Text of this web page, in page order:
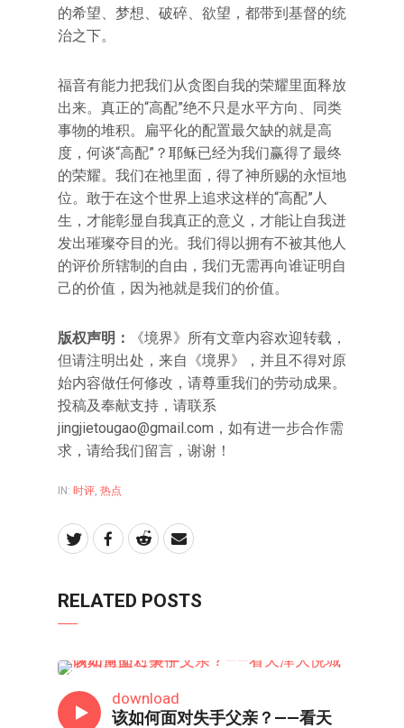
的希望、梦想、破碎、欲望，都带到基督的统
治之下。
福音有能力把我们从贪图自我的荣耀里面释放
出来。真正的“高配”绝不只是水平方向、同类
事物的堆积。扁平化的配置最欠缺的就是高
度，何谈“高配”？耶稣已经为我们赢得了最终
的荣耀。我们在祂里面，得了神所赐的永恒地
位。敢于在这个世界上追求这样的“高配”人
生，才能彰显自我真正的意义，才能让自我迸
发出璀璨夺目的光。我们得以拥有不被其他人
的评价所辖制的自由，我们无需再向谁证明自
己的价值，因为祂就是我们的价值。
版权声明：
《境界》所有文章内容欢迎转载，
但请注明出处，来自《境界》，并且不得对原
始内容做任何修改，请尊重我们的劳动成果。
投稿及奉献支持，请联系
jingjietougao@gmail.com，如有进一步合作需
求，请给我们留言，谢谢！
IN: 时评, 热点
RELATED POSTS
download
该如何面对失手父亲？——看天